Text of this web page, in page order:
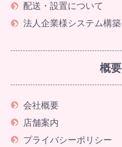
配送・設置について
法人企業様システム構築
概要
会社概要
店舗案内
プライバシーポリシー